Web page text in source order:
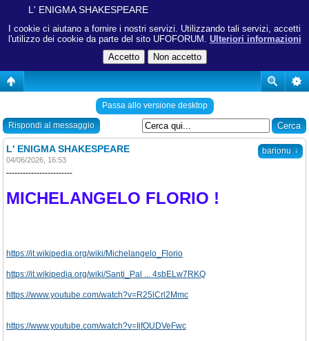
I cookie ci aiutano a fornire i nostri servizi. Utilizzando tali servizi, accetti
l'utilizzo dei cookie da parte del sito UFOFORUM. Ulteriori informazioni
L' ENIGMA SHAKESPEARE
Passa allo versione desktop
Rispondi al messaggio
barionu ↓
L' ENIGMA SHAKESPEARE
04/06/2026, 16:53
------------------------
MICHELANGELO FLORIO !
https://it.wikipedia.org/wiki/Michelangelo_Florio
https://it.wikipedia.org/wiki/Santi_Pal ... 4sbELw7RKQ
https://www.youtube.com/watch?v=R25lCrl2Mmc
https://www.youtube.com/watch?v=IjfOUDVeFwc